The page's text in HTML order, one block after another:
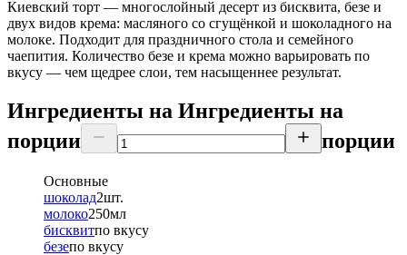
Киевский торт — многослойный десерт из бисквита, безе и
двух видов крема: масляного со сгущёнкой и шоколадного на
молоке. Подходит для праздничного стола и семейного
чаепития. Количество безе и крема можно варьировать по
вкусу — чем щедрее слои, тем насыщеннее результат.
Ингредиенты на Ингредиенты на
порции
порции
Основные
шоколад2шт.
молоко250мл
бисквитпо вкусу
безепо вкусу